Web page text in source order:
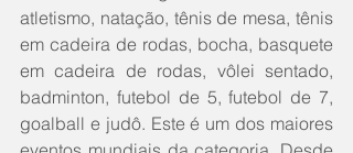
atletismo, natação, tênis de mesa, tênis
em cadeira de rodas, bocha, basquete
em cadeira de rodas, vôlei sentado,
badminton, futebol de 5, futebol de 7,
goalball e judô. Este é um dos maiores